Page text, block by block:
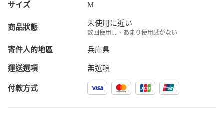
サイズ M
商品狀態 未使用に近い
数回使用し、あまり使用感がない
寄件人的地區 兵庫県
運送選項 無選項
付款方式